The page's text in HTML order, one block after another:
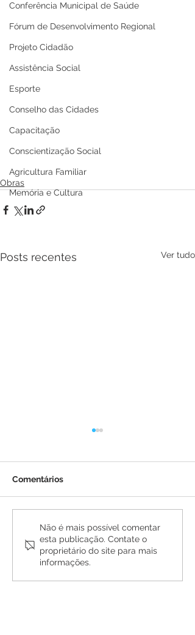
Conferência Municipal de Saúde
Fórum de Desenvolvimento Regional
Projeto Cidadão
Assistência Social
Esporte
Conselho das Cidades
Capacitação
Conscientização Social
Agricultura Familiar
Memória e Cultura
Obras
Posts recentes Ver tudo
Prefeitura de Brasiléia
conclui construção de
duas novas pontes no
Ramal Porto Carlos e
garante acesso à zona
Comentários
Não é mais possível comentar
esta publicação. Contate o
proprietário do site para mais
informações.